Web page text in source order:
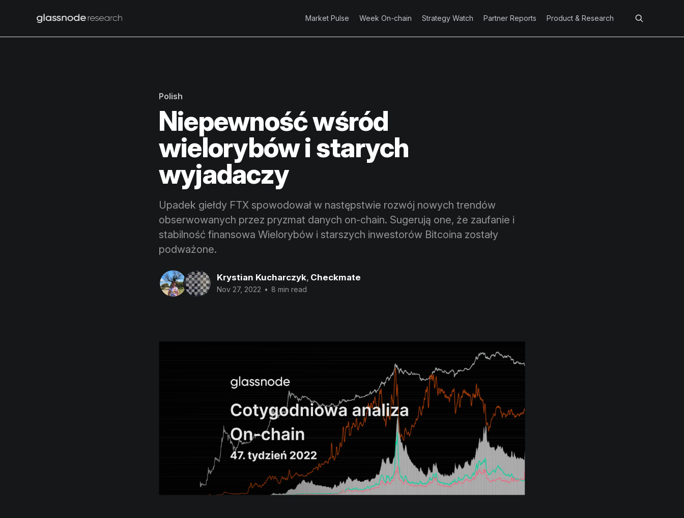
Market Pulse Week On-chain Strategy Watch Partner Reports Product & Research
Polish
Niepewność wśród
wielorybów i starych
wyjadaczy
Upadek giełdy FTX spowodował w następstwie rozwój nowych trendów
obserwowanych przez pryzmat danych on-chain. Sugerują one, że zaufanie i
stabilność finansowa Wielorybów i starszych inwestorów Bitcoina zostały
podważone.
Krystian Kucharczyk, Checkmate
Nov 27, 2022 • 8 min read